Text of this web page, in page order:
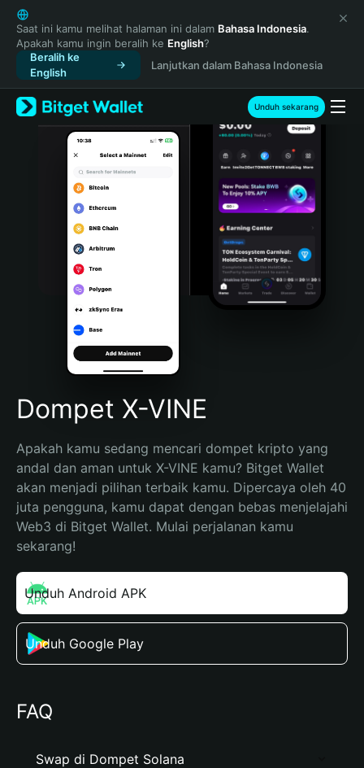
English
日本語
Tiếng Việt
Русский
Español (Latinoamérica)
Türkçe
Italiano
Português (Portugal)
Bahasa Indonesia
Português (Brasil)
Español (Argentina)
Saat ini kamu melihat halaman ini dalam Bahasa Indonesia.
Apakah kamu ingin beralih ke English?
Beralih ke
English
Lanjutkan dalam Bahasa Indonesia
Unduh sekarang
Dompet X-VINE
Apakah kamu sedang mencari dompet kripto yang
andal dan aman untuk X-VINE kamu? Bitget Wallet
akan menjadi pilihan terbaik kamu. Dipercaya oleh 40
juta pengguna, kamu dapat dengan bebas menjelajahi
Web3 di Bitget Wallet. Mulai perjalanan kamu
sekarang!
Unduh Android APK
Unduh Google Play
FAQ
Swap di Dompet Solana